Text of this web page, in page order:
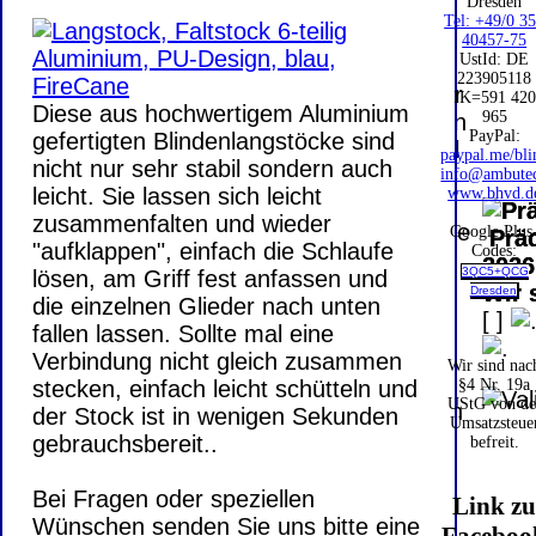
Diese aus hochwertigem Aluminium
gefertigten Blindenlangstöcke sind
nicht nur sehr stabil sondern auch
leicht. Sie lassen sich leicht
zusammenfalten und wieder
"aufklappen", einfach die Schlaufe
lösen, am Griff fest anfassen und
die einzelnen Glieder nach unten
fallen lassen. Sollte mal eine
Verbindung nicht gleich zusammen
stecken, einfach leicht schütteln und
der Stock ist in wenigen Sekunden
gebrauchsbereit..
Bei Fragen oder speziellen
Wünschen senden Sie uns bitte eine
Tel: +49/0
40457-75
UstId:DE
223905118
IK=591 420
965
PayPal:
paypal.me/
Google
Codes:
3QC5+QCG
Dresden
Wir sind
§4 Nr. 19a
UStG von
befreit.
Link zu
€
Der Versand erfolgt
als versichertes
Paket.
Selbstabholung
vom Büro oder
von
Ausstellungen:
0.00 €
Bei dieser
Versandart
erhalten Sie per
Email z.B. einen
Lizenzschlüssel
und die
Rechnung /
Lieferschein. Sie
erhalten also
keinen
Datenträger
Die in diesem Dokument genannten
Warenzeichen sind Eigentum der jeweiligen
Firmen. Preisänderungen, Irrtümer und
letzte Änderung: 5. August 2026 Blinden
Hilfsmittel Vertrieb Dresden,
2026
Wir
[ ]